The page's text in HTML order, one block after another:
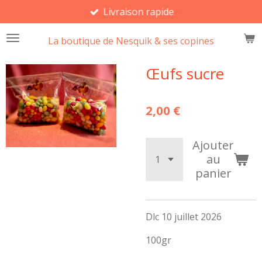
au
contenu
La boutique de Nesquik & ses copines
Livraison rapide
Œufs sucre
2,00 €
Ajouter
au
panier
Dlc 10 juillet 2026
100gr